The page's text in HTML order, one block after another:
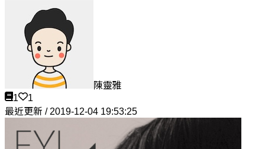
陳靈雅
1
1
最近更新 / 2019-12-04 19:53:25